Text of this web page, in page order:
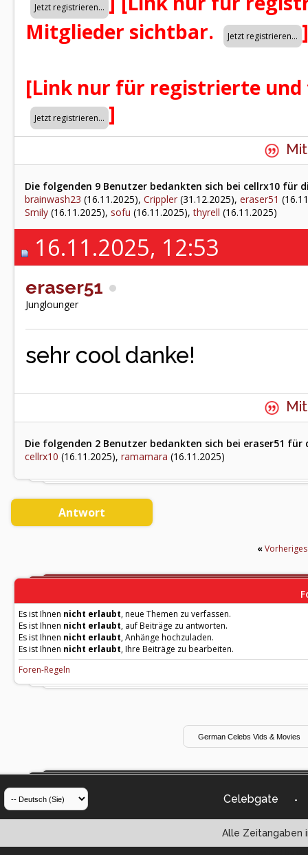
Mitglieder sichtbar.
]
[Link nur für registrierte
]
Die folgenden 9 Benutzer bedankten sich bei cellrx10 für
brainwash23 (16.11.2025), Crippler (31.12.2025), eraser51
Smily (16.11.2025), sofu (16.11.2025),thyrell (16.11.2025)
16.11.2025, 12:53
eraser51
Junglounger
sehr cool danke!
Die folgenden 2 Benutzer bedankten sich bei eraser51 für
cellrx10 (16.11.2025), ramamara (16.11.2025)
Antwort
«
Es ist Ihnen nicht erlaubt, neue Themen zu verfassen.
Es ist Ihnen nicht erlaubt, auf Beiträge zu antworten.
Es ist Ihnen nicht erlaubt, Anhänge hochzuladen.
Es ist Ihnen nicht erlaubt, Ihre Beiträge zu bearbeiten.
Foren-Regeln
Celebgate -
Alle Zeitangaben